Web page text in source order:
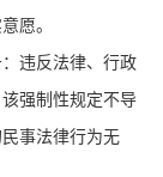
愿。
违反法律、行政
强制性规定不导
事法律行为无